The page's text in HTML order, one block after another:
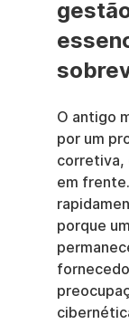
O antigo
por um
corretiva,
em
porque